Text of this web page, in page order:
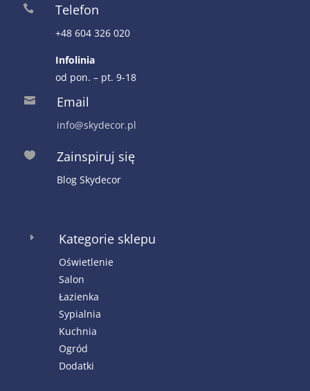
 Telefon
+48 604 326 020
Infolinia
od pon. – pt. 9-18
 Email
info@skydecor.pl
 Zainspiruj się
Blog Skydecor
E Kategorie sklepu
Oświetlenie
Salon
Łazienka
Sypialnia
Kuchnia
Ogród
Dodatki